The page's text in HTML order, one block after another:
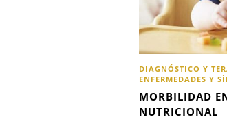
DIAGNÓSTICO Y
ENFERMEDADES Y
MORBILIDAD
NUTRICIONAL